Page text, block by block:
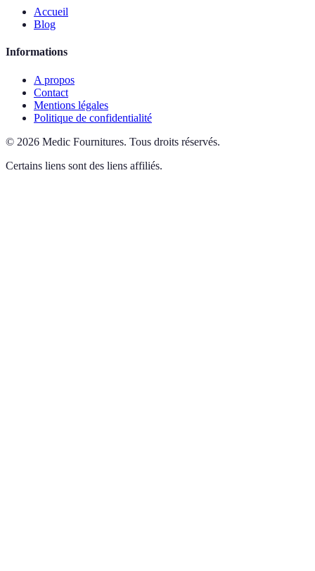
Accueil
Blog
Informations
A propos
Contact
Mentions légales
Politique de confidentialité
© 2026 Medic Fournitures. Tous droits réservés.
Certains liens sont des liens affiliés.